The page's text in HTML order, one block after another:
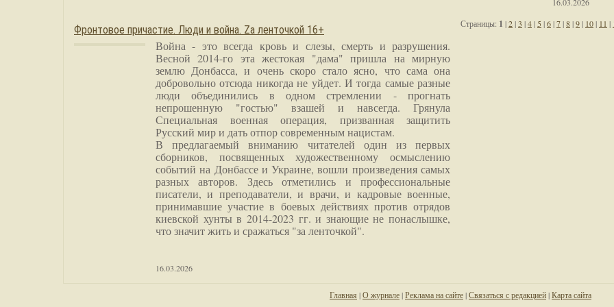
Фронтовое причастие. Люди и война. Zа ленточкой 16+
Война - это всегда кровь и слезы, смерть и разрушения.
Весной 2014-го эта жестокая "дама" пришла на мирную
землю Донбасса, и очень скоро стало ясно, что сама она
добровольно отсюда никогда не уйдет. И тогда самые разные
люди объединились в одном стремлении - прогнать
непрошенную "гостью" взашей и навсегда. Грянула
Специальная военная операция, призванная защитить
Русский мир и дать отпор современным нацистам.
В предлагаемый вниманию читателей один из первых
сборников, посвященных художественному осмыслению
событий на Донбассе и Украине, вошли произведения самых
разных авторов. Здесь отметились и профессиональные
писатели, и преподаватели, и врачи, и кадровые военные,
принимавшие участие в боевых действиях против отрядов
киевской хунты в 2014-2023 гг. и знающие не понаслышке,
что значит жить и сражаться "за ленточкой".
16.03.2026
Страницы: 1 |2|3 |4| 5 |6|7|8|9| 10| 11 |
Главная |О журнале|Реклама на сайте|Связаться с редакцией|Карта сайта